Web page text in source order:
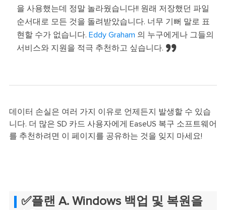
을 사용했는데 정말 놀라웠습니다!! 원래 저장했던 파일
순서대로 모든 것을 돌려받았습니다. 너무 기뻐 말로 표
현할 수가 없습니다. Eddy Graham 의 누구에게나 그들의
서비스와 지원을 적극 추천하고 싶습니다.
데이터 손실은 여러 가지 이유로 언제든지 발생할 수 있습
니다. 더 많은 SD 카드 사용자에게 EaseUS 복구 소프트웨어
를 추천하려면 이 페이지를 공유하는 것을 잊지 마세요!
✅플랜 A. Windows 백업 및 복원을